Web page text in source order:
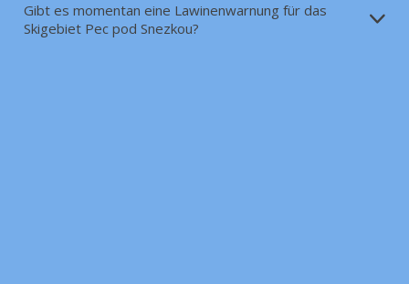
Gibt es momentan eine Lawinenwarnung für das
Skigebiet Pec pod Snezkou?